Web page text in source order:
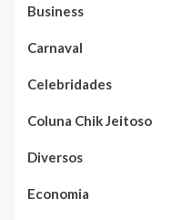
Business
Carnaval
Celebridades
Coluna Chik Jeitoso
Diversos
Economia